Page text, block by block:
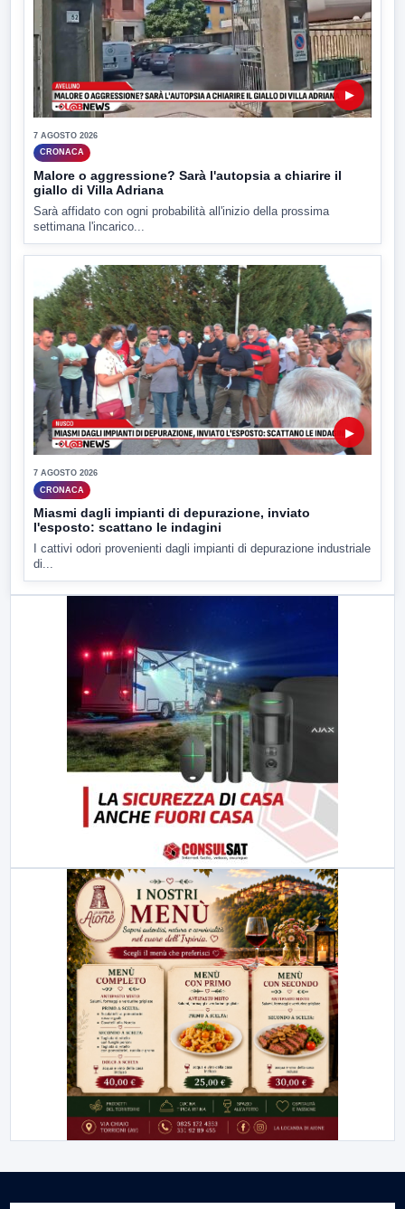
▶
7 AGOSTO 2026
CRONACA
Malore o aggressione? Sarà l'autopsia a chiarire il
giallo di Villa Adriana
Sarà affidato con ogni probabilità all'inizio della prossima
settimana l'incarico...
▶
7 AGOSTO 2026
CRONACA
Miasmi dagli impianti di depurazione, inviato
l'esposto: scattano le indagini
I cattivi odori provenienti dagli impianti di depurazione industriale
di...